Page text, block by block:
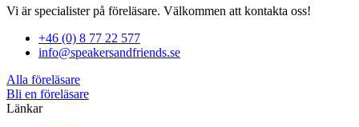
Vi är specialister på föreläsare. Välkommen att kontakta oss!
+46 (0) 8 77 22 577
info@speakersandfriends.se
Alla föreläsare
Bli en föreläsare​
Länkar